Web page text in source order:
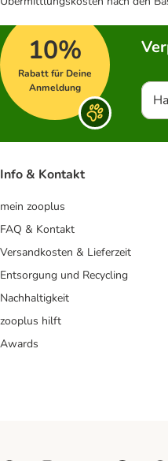
10%
Rabatt für Deine
Anmeldung
Info & Kontakt
mein zooplus
FAQ & Kontakt
Versandkosten & Lieferzeit
Entsorgung und Recycling
Nachhaltigkeit
zooplus hilft
Awards